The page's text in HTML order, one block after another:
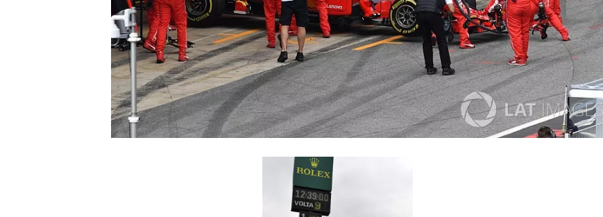
INDYCAR